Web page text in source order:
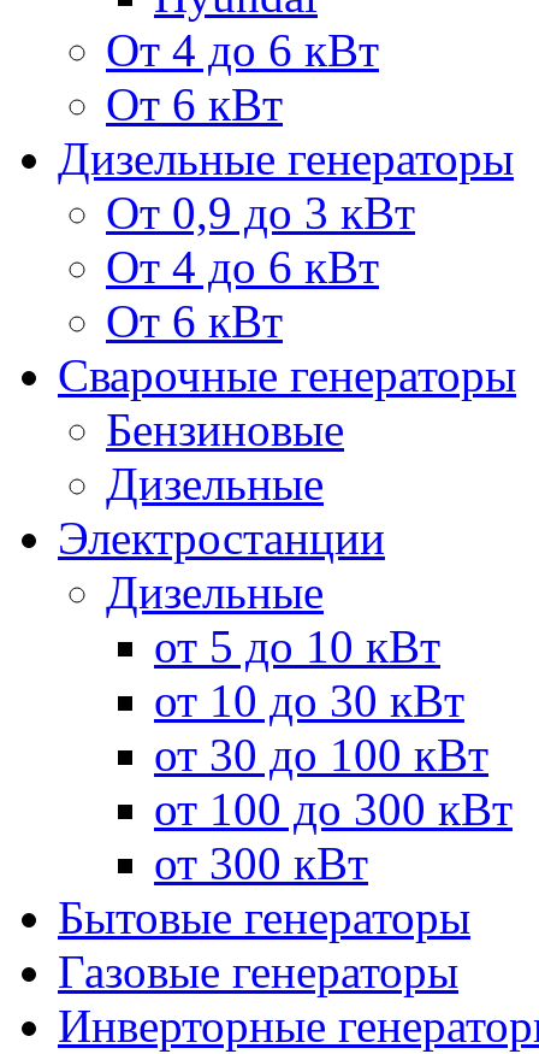
От 4 до 6 кВт
От 6 кВт
Дизельные генераторы
От 0,9 до 3 кВт
От 4 до 6 кВт
От 6 кВт
Сварочные генераторы
Бензиновые
Дизельные
Электростанции
Дизельные
от 5 до 10 кВт
от 10 до 30 кВт
от 30 до 100 кВт
от 100 до 300 кВт
от 300 кВт
Бытовые генераторы
Газовые генераторы
Инверторные